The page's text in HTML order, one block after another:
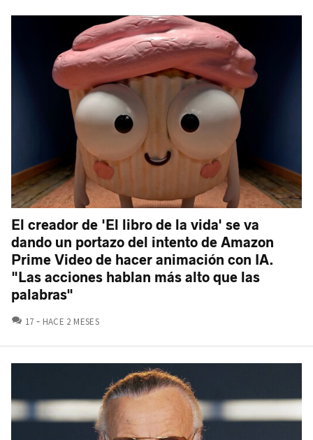
El creador de 'El libro de la vida' se va
dando un portazo del intento de Amazon
Prime Video de hacer animación con IA.
"Las acciones hablan más alto que las
palabras"
17 COMENTARIOS
HACE 2 MESES